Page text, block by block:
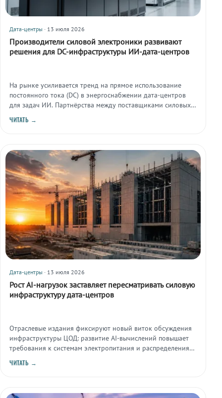
Дата-центры · 13 июля 2026
Производители силовой электроники развивают
решения для DC-инфраструктуры ИИ-дата-центров
На рынке усиливается тренд на прямое использование
постоянного тока (DC) в энергоснабжении дата-центров
для задач ИИ. Партнёрства между поставщиками силовых
инфраструктуры.
ЧИТАТЬ →
Дата-центры · 13 июля 2026
Рост AI-нагрузок заставляет пересматривать силовую
инфраструктуру дата-центров
Отраслевые издания фиксируют новый виток обсуждения
инфраструктуры ЦОД: развитие AI-вычислений повышает
требования к системам электропитания и распределения
ЧИТАТЬ →